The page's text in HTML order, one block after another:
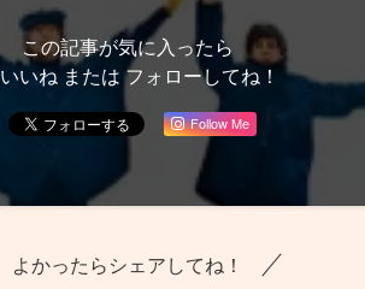
この記事が気に入ったら
いいね または フォローしてね！
Follow Me
よかったらシェアしてね！